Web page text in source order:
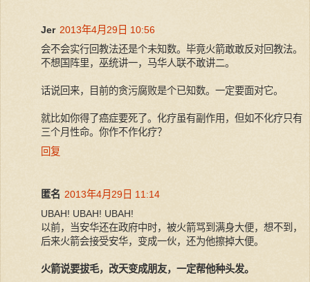
Jer 2013年4月29日 10:56
会不会实行回教法还是个未知数。毕竟火箭敢敢反对回教法。
不想国阵里，巫统讲一，马华人联不敢讲二。
话说回来，目前的贪污腐败是个已知数。一定要面对它。
就比如你得了癌症要死了。化疗虽有副作用，但如不化疗只有
三个月性命。你作不作化疗？
回复
匿名 2013年4月29日 11:14
UBAH! UBAH! UBAH!
以前，当安华还在政府中时，被火箭骂到满身大便，想不到，
后来火箭会接受安华，变成一伙，还为他擦掉大便。
火箭说要拔毛，改天变成朋友，一定帮他种头发。